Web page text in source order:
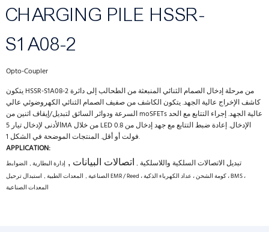
CHARGING PILE HSSR-
S1A08-2
Opto-Coupler
يتكون HSSR-S1A08-2 من مرحلة إدخال الصمام الثنائي المنبعثة من الطحالب إلى دائرة
كاشف الإخراج عالية الجهد. يتكون الكاشف من صفيف الصمام الثنائي الكهروضوئي عالي
السرعة ودوائر السائق لتبديل/إيقاف اثنين من moSFETs عالية الجهد. إجراء التتابع مع الحد
الأدنى لإدخال تيار 5MA من خلال LED الإدخال. إعادة ضبط التتابع مع جهد إدخال من 0.8
فولت أو أقل. المنتجات الموضحة في الشكل 1.
APPLICATION:
تبديل الاتصالات السلكية واللاسلكية اتصالات البيانات , إدارة البطارية الضوابط
الصناعية المعدات الطبية استبدال ترحيل EMR / Reed ، كومة الشحن ، عداد الكهرباء الذكية ، BMS ،
المعدات الصناعية